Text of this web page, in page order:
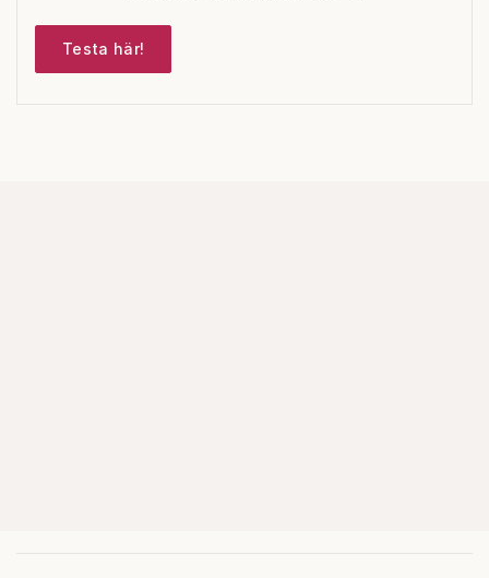
Testa här!